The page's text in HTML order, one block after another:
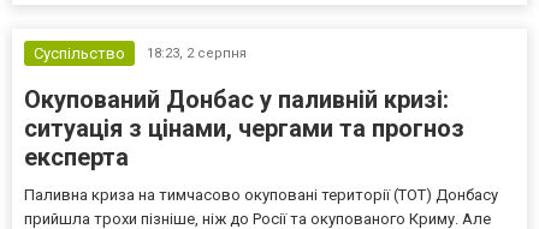
Суспільство 18:23, 2 серпня
Окупований Донбас у паливній кризі:
ситуація з цінами, чергами та прогноз
експерта
Паливна криза на тимчасово окуповані території (ТОТ) Донбасу
прийшла трохи пізніше, ніж до Росії та окупованого Криму. Але